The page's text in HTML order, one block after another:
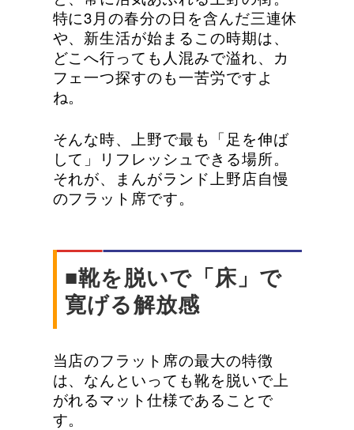
特に3月の春分の日を含んだ三連休
や、新生活が始まるこの時期は、
どこへ行っても人混みで溢れ、カ
フェ一つ探すのも一苦労ですよ
ね。
そんな時、上野で最も「足を伸ば
して」リフレッシュできる場所。
それが、まんがランド上野店自慢
のフラット席です。
■靴を脱いで「床」で
寛げる解放感
当店のフラット席の最大の特徴
は、なんといっても靴を脱いで上
がれるマット仕様であることで
す。